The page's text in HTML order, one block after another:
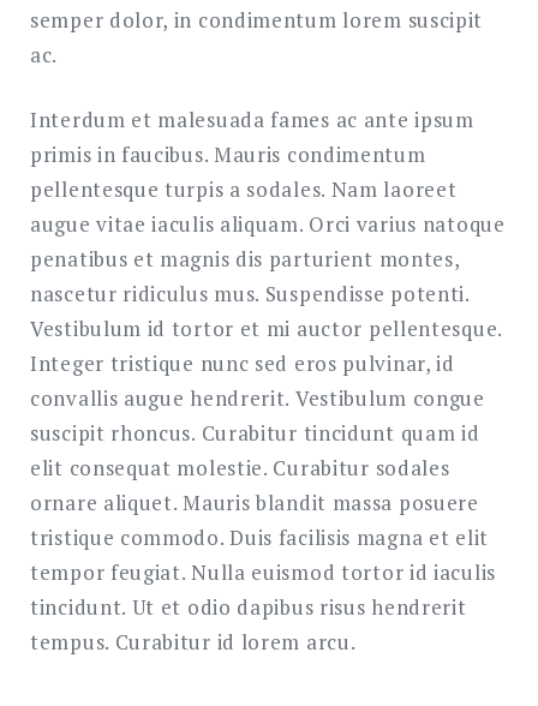
semper dolor, in condimentum lorem suscipit
ac.
Interdum et malesuada fames ac ante ipsum
primis in faucibus. Mauris condimentum
pellentesque turpis a sodales. Nam laoreet
augue vitae iaculis aliquam. Orci varius natoque
penatibus et magnis dis parturient montes,
nascetur ridiculus mus. Suspendisse potenti.
Vestibulum id tortor et mi auctor pellentesque.
Integer tristique nunc sed eros pulvinar, id
convallis augue hendrerit. Vestibulum congue
suscipit rhoncus. Curabitur tincidunt quam id
elit consequat molestie. Curabitur sodales
ornare aliquet. Mauris blandit massa posuere
tristique commodo. Duis facilisis magna et elit
tempor feugiat. Nulla euismod tortor id iaculis
tincidunt. Ut et odio dapibus risus hendrerit
tempus. Curabitur id lorem arcu.